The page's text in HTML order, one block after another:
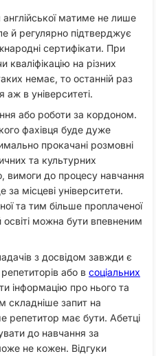
матиме не лише
й регулярно підтверджує
сертифікати. При
на різних
немає, то останній раз
в університеті.
або роботи за кордоном.
фахівця буде дуже
прокачані розмовні
та культурних
вимоги до процесу навчання
місцеві університети.
та тим більше проплаченої
можна бути впевненим
з досвідом завжди є
або в соціальних
інформацію про нього та
складніше запит на
репетитор має бути. Абетці
до навчання за
не кожен. Відгуки